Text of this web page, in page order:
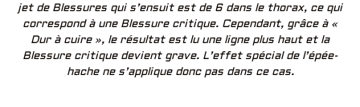
jet de Blessures qui s’ensuit est de 6 dans le thorax, ce qui
correspond à une Blessure critique. Cependant, grâce à «
Dur à cuire », le résultat est lu une ligne plus haut et la
Blessure critique devient grave. L’effet spécial de l’épée-
hache ne s’applique donc pas dans ce cas.